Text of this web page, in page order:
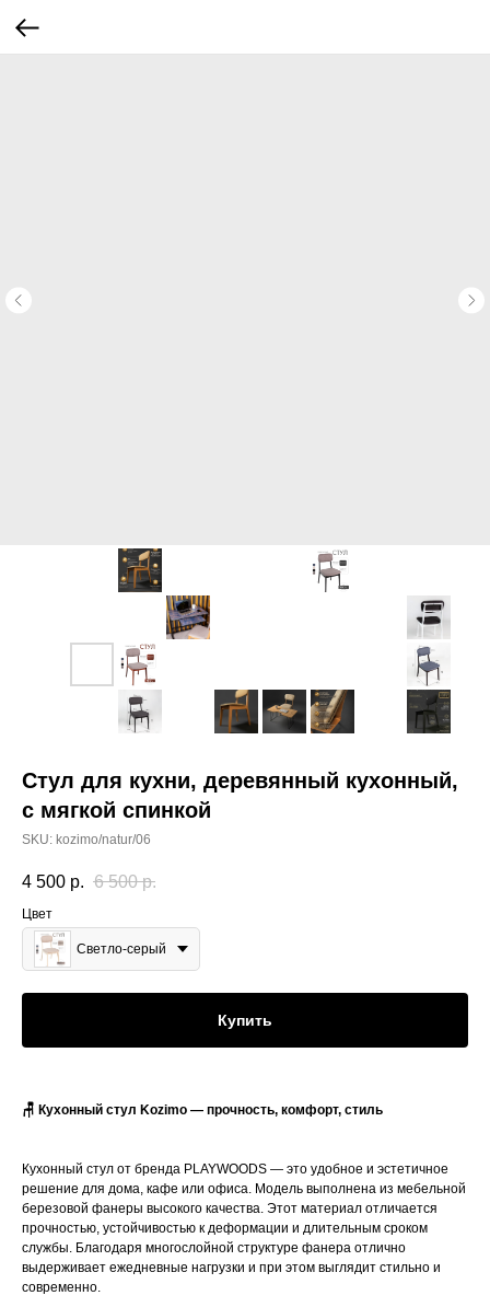
Стул для кухни, деревянный кухонный,
с мягкой спинкой
SKU: kozimo/natur/06
4 500 р. 6 500 р.
Цвет
Светло-серый
Купить
🪑 Кухонный стул Kozimo — прочность, комфорт, стиль
Кухонный стул от бренда PLAYWOODS — это удобное и эстетичное
решение для дома, кафе или офиса. Модель выполнена из мебельной
березовой фанеры высокого качества. Этот материал отличается
прочностью, устойчивостью к деформации и длительным сроком
службы. Благодаря многослойной структуре фанера отлично
выдерживает ежедневные нагрузки и при этом выглядит стильно и
современно.